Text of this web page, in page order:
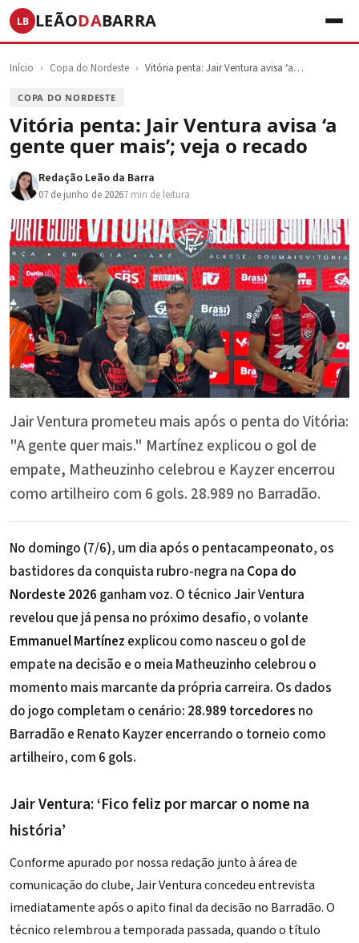
LB LEÃODABARRA
Início › Copa do Nordeste › Vitória penta: Jair Ventura avisa ‘a…
COPA DO NORDESTE
Vitória penta: Jair Ventura avisa ‘a
gente quer mais’; veja o recado
Redação Leão da Barra
07 de junho de 20267 min de leitura
Jair Ventura prometeu mais após o penta do Vitória:
"A gente quer mais." Martínez explicou o gol de
empate, Matheuzinho celebrou e Kayzer encerrou
como artilheiro com 6 gols. 28.989 no Barradão.
No domingo (7/6), um dia após o pentacampeonato, os
bastidores da conquista rubro-negra na Copa do
Nordeste 2026 ganham voz. O técnicoJair Ventura
revelou que já pensa no próximo desafio, o volante
Emmanuel Martínez explicou como nasceu o gol de
empate na decisão e o meia Matheuzinho celebrou o
momento mais marcante da própria carreira. Os dados
do jogo completam o cenário: 28.989 torcedores no
Barradão e Renato Kayzerencerrando o torneio como
artilheiro, com 6 gols.
Jair Ventura: ‘Fico feliz por marcar o nome na
história’
Conforme apurado por nossa redação junto à área de
comunicação do clube,Jair Venturaconcedeu entrevista
imediatamente após o apito final da decisão no Barradão. O
técnico relembrou a temporada passada, quando o título